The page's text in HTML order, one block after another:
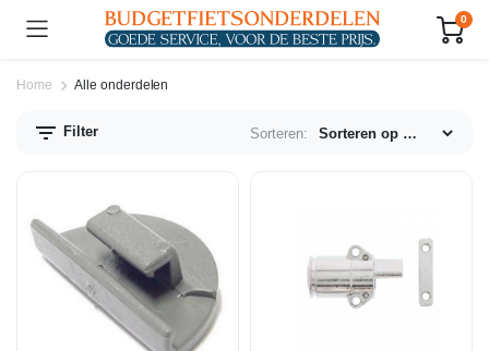
0
Home Alle onderdelen
Filter Sorteren: